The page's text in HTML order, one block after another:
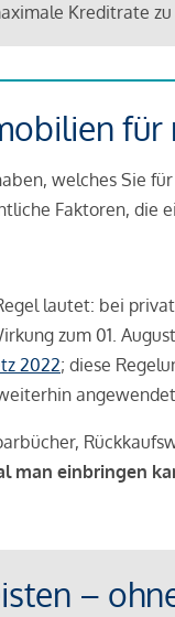
Kreditrate
für
welches Sie
Faktoren, die
lautet: bei
zum 01.
2022; diese
man einbringen
–